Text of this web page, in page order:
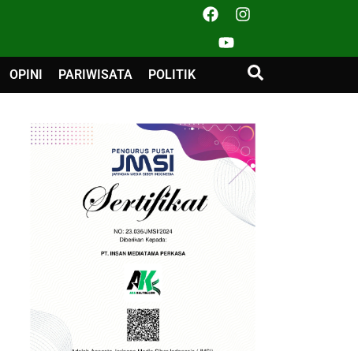
OPINI PARIWISATA POLITIK